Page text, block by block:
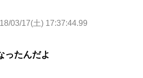
03/17(土) 17:37:44.99
ったんだよ